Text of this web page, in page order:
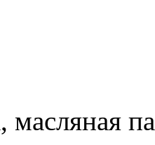
масляная